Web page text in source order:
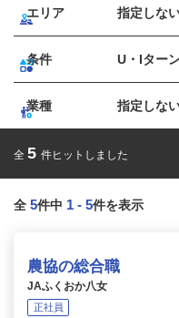
エリア 指定しな
条件 U・Iター
業種 指定しな
全 5 件ヒットしました
全 5件中 1 - 5件を表示
農協の総合職
JAふくおか八女
正社員